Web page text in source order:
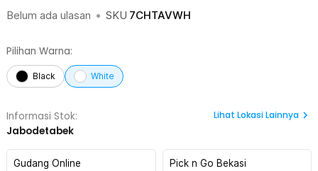
Belum ada ulasan • SKU 7CHTAVWH
Pilihan Warna:
Black White
Informasi Stok:
Jabodetabek
Lihat Lokasi Lainnya
Gudang Online Pick n Go Bekasi